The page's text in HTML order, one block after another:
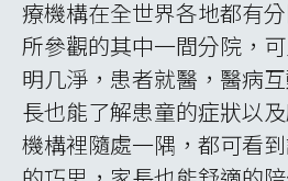
我們，大家也在餐間暢聊
得我們在味覺、身、心、
饗宴。由此可見，該校的
面禮節的禮尚往來，而是
待我們如朋友一般，進行